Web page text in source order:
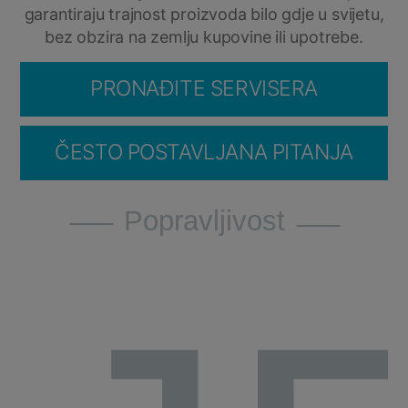
garantiraju trajnost proizvoda bilo gdje u svijetu,
bez obzira na zemlju kupovine ili upotrebe.
PRONAĐITE SERVISERA
ČESTO POSTAVLJANA PITANJA
Popravljivost